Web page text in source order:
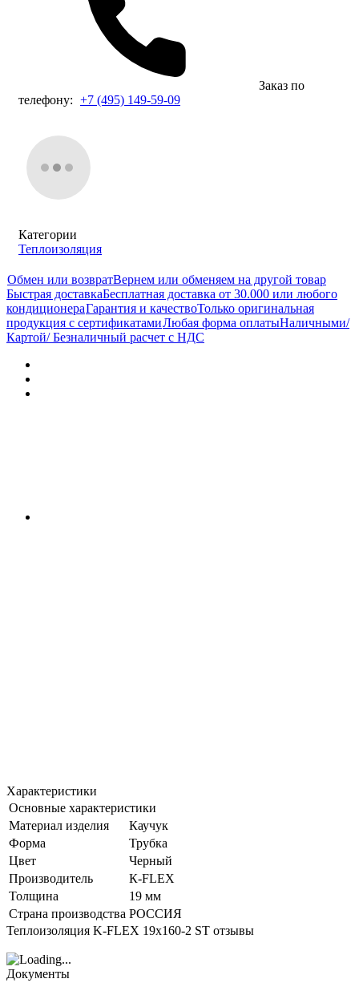
Заказ по
телефону: +7 (495) 149-59-09
Категории
Теплоизоляция
Обмен или возвратВернем или обменяем на другой товар
Быстрая доставкаБесплатная доставка от 30.000 или любого
кондиционераГарантия и качествоТолько оригинальная
продукция с сертификатамиЛюбая форма оплатыНаличными/
Картой/ Безналичный расчет с НДС
Характеристики
Основные характеристики
Материал изделия
Каучук
Форма
Трубка
Цвет
Черный
Производитель
К-FLEX
Толщина
19 мм
Страна производства РОССИЯ
Теплоизоляция K-FLEX 19x160-2 ST отзывы
Документы